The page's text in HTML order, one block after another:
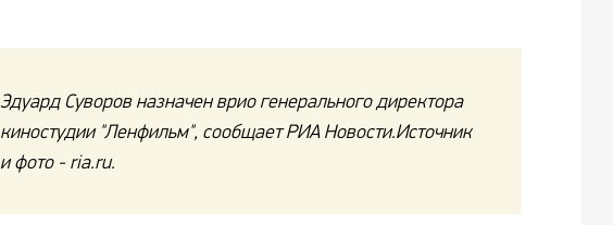
Эдуард Суворов назначен врио генерального директора
киностудии "Ленфильм", сообщает РИА Новости.Источник
и фото - ria.ru.